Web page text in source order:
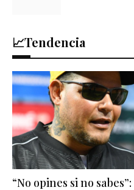
📈Tendencia
“No opines si no